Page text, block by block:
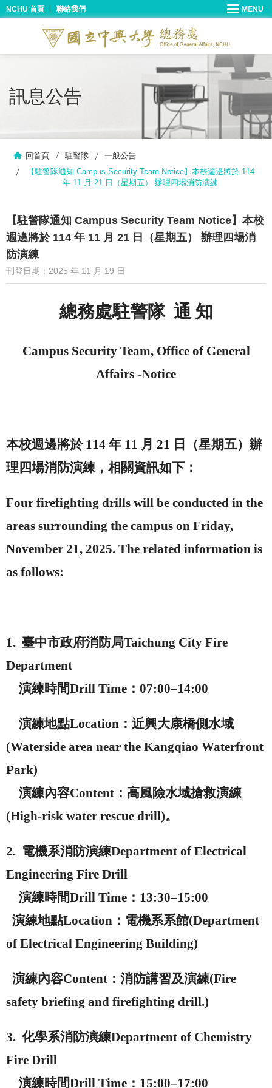
NCHU 首頁 聯絡我們
訊息公告
回首頁 駐警隊
一般公告
【駐警隊通知 Campus Security Team Notice】本校週邊將於 114
年 11 月 21 日（星期五） 辦理四場消防演練
【駐警隊通知 Campus Security Team Notice】本校
週邊將於 114 年 11 月 21 日（星期五） 辦理四場消
防演練
刊登日期：2025 年 11 月 19 日
總務處駐警隊 通 知
Campus Security Team, Office of General
Affairs -Notice
本校週邊將於114 年 11 月 21 日（星期五）辦
理四場消防演練，相關資訊如下：
Four firefighting drills will be conducted in the
areas surrounding the campus on Friday,
November 21, 2025. The related information is
as follows:
1. 臺中市政府消防局Taichung City Fire
Department
演練時間Drill Time ： 07:00–14:00
演練地點Location ：近興大康橋側水域
(Waterside area near the Kangqiao Waterfront
Park)
演練內容Content ：高風險水域搶救演練
(High-risk water rescue drill)。
2. 電機系消防演練Department of Electrical
Engineering Fire Drill
演練時間Drill Time ： 13:30–15:00
演練地點Location ：電機系系館(Department
of Electrical Engineering Building)
演練內容Content ：消防講習及演練(Fire
safety briefing and firefighting drill.)
3. 化學系消防演練Department of Chemistry
Fire Drill
演練時間Drill Time ： 15:00–17:00